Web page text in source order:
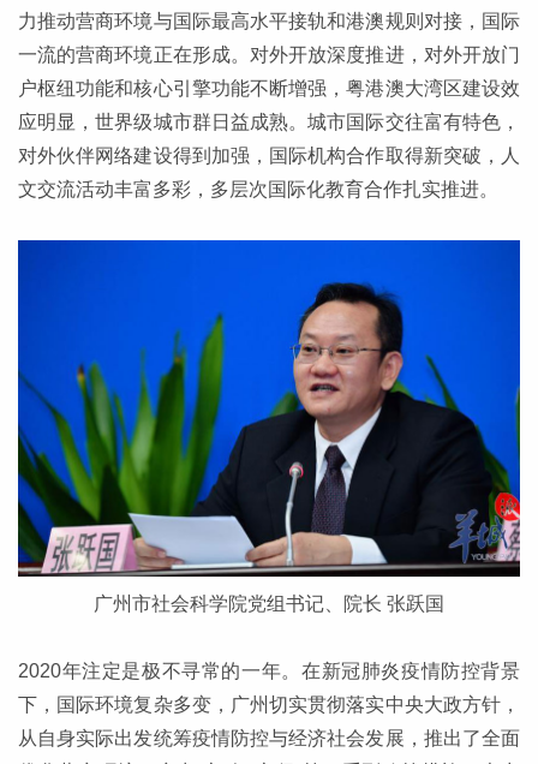
力推动营商环境与国际最高水平接轨和港澳规则对接，国际
一流的营商环境正在形成。对外开放深度推进，对外开放门
户枢纽功能和核心引擎功能不断增强，粤港澳大湾区建设效
应明显，世界级城市群日益成熟。城市国际交往富有特色，
对外伙伴网络建设得到加强，国际机构合作取得新突破，人
文交流活动丰富多彩，多层次国际化教育合作扎实推进。
广州市社会科学院党组书记、院长 张跃国
2020年注定是极不寻常的一年。在新冠肺炎疫情防控背景
下，国际环境复杂多变，广州切实贯彻落实中央大政方针，
从自身实际出发统筹疫情防控与经济社会发展，推出了全面